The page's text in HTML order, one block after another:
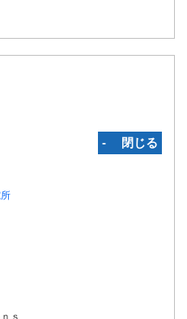
‐ 閉じる
ｓ